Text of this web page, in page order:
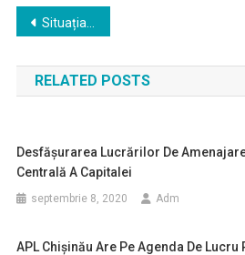
Navigare
în
articole
Situația privind lucrările de reabilitare a Stației de epurare apelor reziduale din capitală
RELATED POSTS
Desfășurarea Lucrărilor De
Centrală A Capitalei
septembrie 8, 2020 Adm
APL Chișinău Are Pe Agenda De Lucru